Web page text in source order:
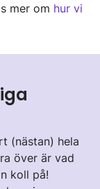
mer om hur vi
(nästan) hela
över är vad
koll på!